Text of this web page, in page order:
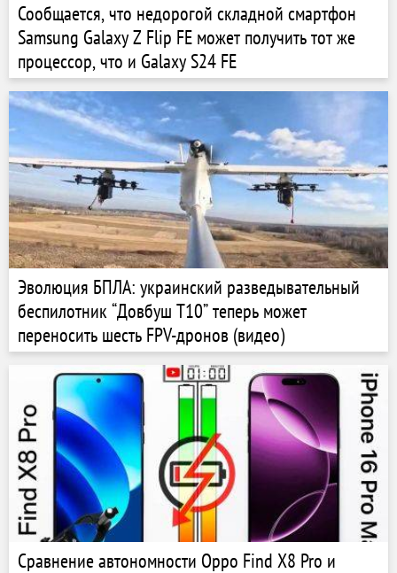
Сообщается, что недорогой складной смартфон
Samsung Galaxy Z Flip FE может получить тот же
процессор, что и Galaxy S24 FE
Эволюция БПЛА: украинский разведывательный
беспилотник “Довбуш T10” теперь может
переносить шесть FPV-дронов (видео)
Сравнение автономности Oppo Find X8 Pro и